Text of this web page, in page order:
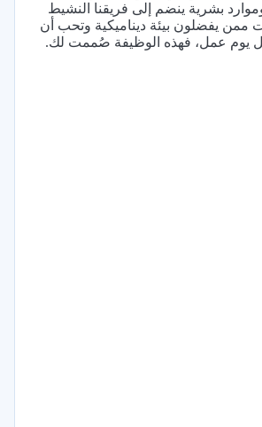
بشرية ينضم إلى فريقنا النشيط
ممن يفضلون بيئة ديناميكية وتحب أن
يوم عمل، فهذه الوظيفة صُممت لك.